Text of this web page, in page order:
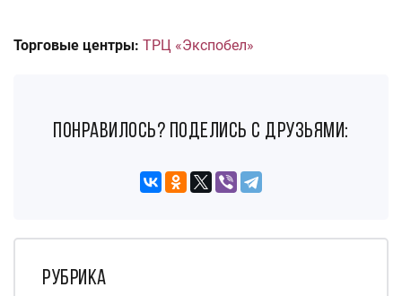
Торговые центры: ТРЦ «Экспобел»
понравилось? поделись с друзьями:
Рубрика